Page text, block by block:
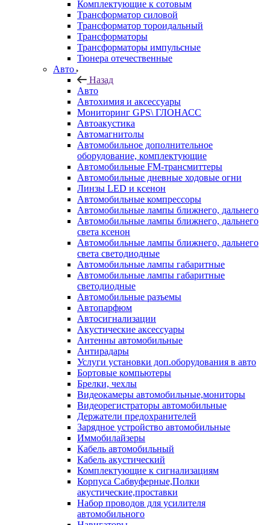
Комплектующие к сотовым
Трансформатор силовой
Трансформатор тороидальный
Трансформаторы
Трансформаторы импульсные
Тюнера отечественные
Авто
Назад
Авто
Автохимия и аксессуары
Мониторинг GPS\ ГЛОНАСС
Автоакустика
Автомагнитолы
Автомобильное дополнительное
оборудование, комплектующие
Автомобильные FM-трансмиттеры
Автомобильные дневные ходовые огни
Линзы LED и ксенон
Автомобильные компрессоры
Автомобильные лампы ближнего, дальнего
Автомобильные лампы ближнего, дальнего
света ксенон
Автомобильные лампы ближнего, дальнего
света светодиодные
Автомобильные лампы габаритные
Автомобильные лампы габаритные
светодиодные
Автомобильные разъемы
Автопарфюм
Автосигнализации
Акустические аксессуары
Антенны автомобильные
Антирадары
Услуги установки доп.оборудования в авто
Бортовые компьютеры
Брелки, чехлы
Видеокамеры автомобильные,мониторы
Видеорегистраторы автомобильные
Держатели предохранителей
Зарядное устройство автомобильные
Иммобилайзеры
Кабель автомобильный
Кабель акустический
Комплектующие к сигнализациям
Корпуса Сабвуферные,Полки
акустические,проставки
Набор проводов для усилителя
автомобильного